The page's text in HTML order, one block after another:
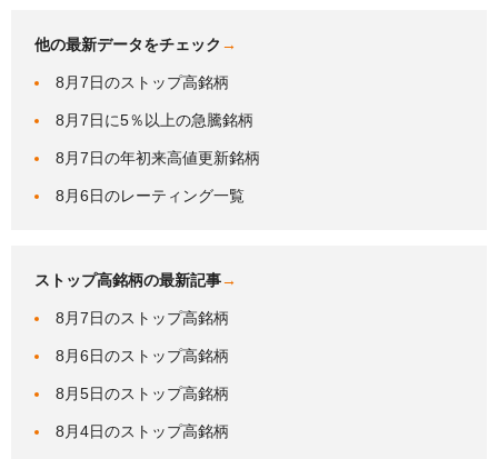
他の最新データをチェック →
8月7日のストップ高銘柄
8月7日に5％以上の急騰銘柄
8月7日の年初来高値更新銘柄
8月6日のレーティング一覧
ストップ高銘柄の最新記事→
8月7日のストップ高銘柄
8月6日のストップ高銘柄
8月5日のストップ高銘柄
8月4日のストップ高銘柄